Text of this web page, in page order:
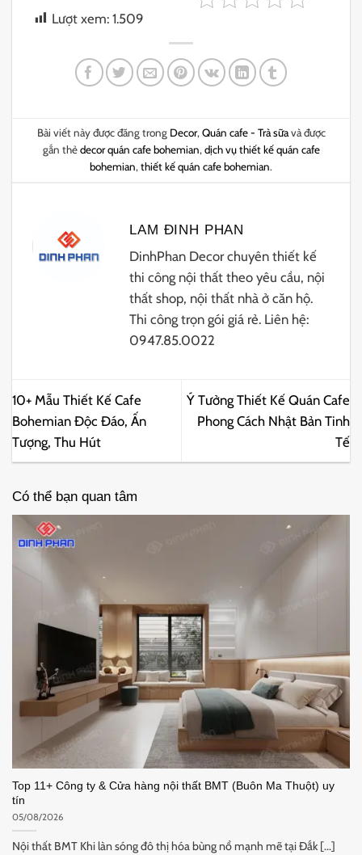
Lượt xem: 1.509
Bài viết này được đăng trong Decor, Quán cafe - Trà sữavà được
gắn thẻdecor quán cafe bohemian, dịch vụ thiết kế quán cafe
bohemian, thiết kế quán cafe bohemian.
LAM ĐINH PHAN
DinhPhan Decor chuyên thiết kế
thi công nội thất theo yêu cầu, nội
thất shop, nội thất nhà ở căn hộ.
Thi công trọn gói giá rẻ. Liên hệ:
0947.85.0022
10+ Mẫu Thiết Kế Cafe
Bohemian Độc Đáo, Ấn
Tượng, Thu Hút
Ý Tưởng Thiết Kế Quán Cafe
Phong Cách Nhật Bản Tinh
Tế
Có thể bạn quan tâm
Top 11+ Công ty & Cửa hàng nội thất BMT (Buôn Ma Thuột) uy
tín
05/08/2026
Nội thất BMT Khi làn sóng đô thị hóa bùng nổ mạnh mẽ tại Đắk [...]